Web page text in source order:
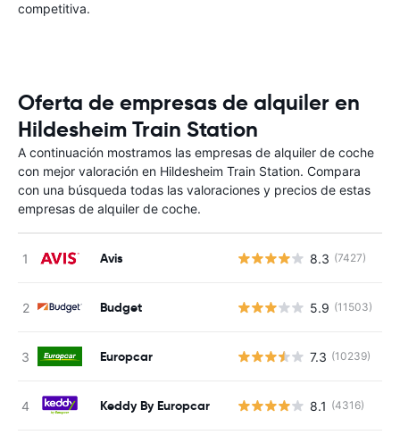
competitiva.
Oferta de empresas de alquiler en
Hildesheim Train Station
A continuación mostramos las empresas de alquiler de coche
con mejor valoración en Hildesheim Train Station. Compara
con una búsqueda todas las valoraciones y precios de estas
empresas de alquiler de coche.
Avis 8.3 (7427)
Budget 5.9 (11503)
Europcar 7.3 (10239)
Keddy By Europcar 8.1 (4316)